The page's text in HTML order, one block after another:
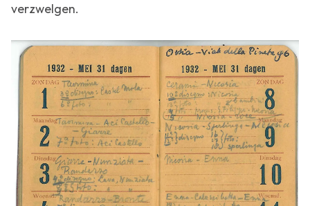
verzwelgen.